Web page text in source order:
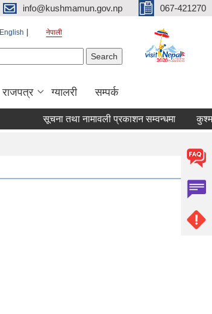
info@kushmamun.gov.np 067-421270
English नेपाली
राजपत्र ग्यालरी सम्पर्क
सूचना तथा नामावली प्रकाशन सम्वन्धमा कुश्मा